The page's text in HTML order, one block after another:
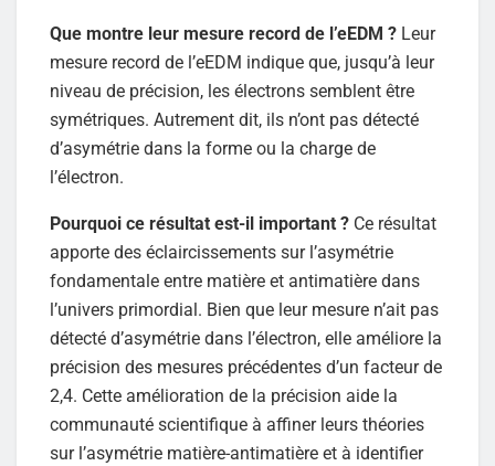
Que montre leur mesure record de l’eEDM ? Leur
mesure record de l’eEDM indique que, jusqu’à leur
niveau de précision, les électrons semblent être
symétriques. Autrement dit, ils n’ont pas détecté
d’asymétrie dans la forme ou la charge de
l’électron.
Pourquoi ce résultat est-il important ? Ce résultat
apporte des éclaircissements sur l’asymétrie
fondamentale entre matière et antimatière dans
l’univers primordial. Bien que leur mesure n’ait pas
détecté d’asymétrie dans l’électron, elle améliore la
précision des mesures précédentes d’un facteur de
2,4. Cette amélioration de la précision aide la
communauté scientifique à affiner leurs théories
sur l’asymétrie matière-antimatière et à identifier